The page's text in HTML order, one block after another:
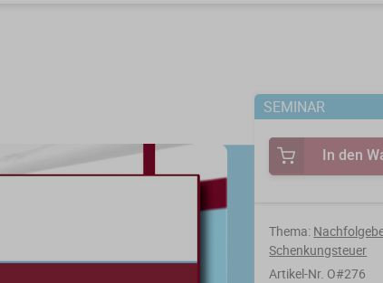
SEMINAR
In den
Thema:
Schenkungsteuer
Artikel-Nr. O#276